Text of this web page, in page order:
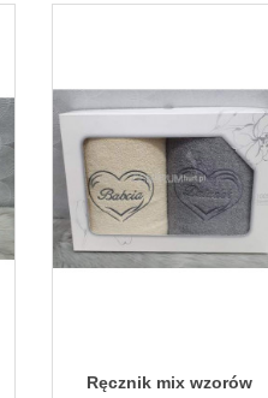
Ręcznik mix wzorów